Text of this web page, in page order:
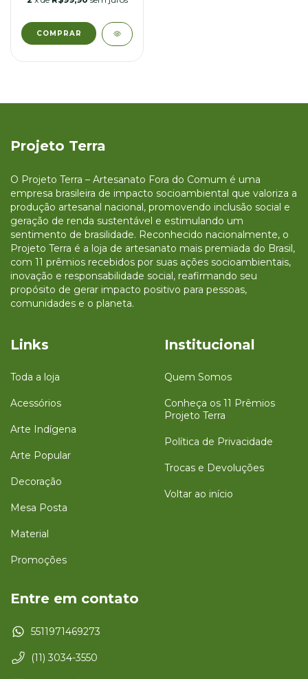
Projeto Terra
O Projeto Terra – Artesanato Fora do Comum é uma
empresa brasileira de impacto socioambiental que valoriza a
produção artesanal nacional, promovendo inclusão social e
geração de renda sustentável e estimulando um
sentimento de brasilidade. Reconhecido nacionalmente, o
Projeto Terra é a loja de artesanato mais premiada do Brasil,
com 11 prêmios recebidos por suas ações socioambientais,
inovação e responsabilidade social, reafirmando seu
propósito de gerar impacto positivo para pessoas,
comunidades e o planeta.
Links
Toda a loja
Acessórios
Arte Indígena
Arte Popular
Decoração
Mesa Posta
Material
Promoções
Institucional
Quem Somos
Conheça os 11 Prêmios
Projeto Terra
Política de Privacidade
Trocas e Devoluções
Voltar ao início
Entre em contato
5511971469273
(11) 3034-3550